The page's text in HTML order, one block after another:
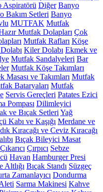
Aspiratörü Diğer Banyo
Bakım Setleri Banyo
MUTFAK Mutfak
Mutfak Dolapları Çok
Mutfak Rafları Köşe
Kiler Dolabı Ekmek ve
Mutfak Sandalyeleri Bar
Mutfak Köşe Takımları
Masası ve Takımları Mutfak
Bataryaları Mutfak
Servis Gereçleri Patates Ezici
Pompası Dilimleyici
ve Bıçak Setleri Yağ
Kabı ve Kaşığı Merdane ve
Kıracağı ve Ceviz Kıracağı
Bıçak Bileyici Masat
Çırpıcı Sebze
Havan Hamburger Presi
Altlığı Bıçak Standı Süzgeç
Zamanlayıcı Dondurma
Sarma Makinesi Kahve